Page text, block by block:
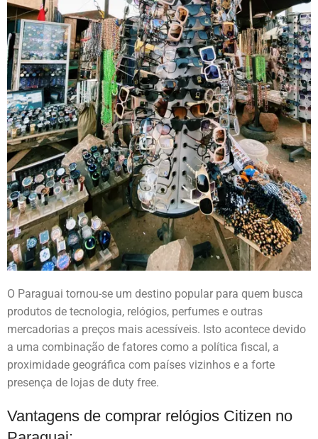
O Paraguai tornou-se um destino popular para quem busca
produtos de tecnologia, relógios, perfumes e outras
mercadorias a preços mais acessíveis. Isto acontece devido
a uma combinação de fatores como a política fiscal, a
proximidade geográfica com países vizinhos e a forte
presença de lojas de duty free.
Vantagens de comprar relógios Citizen no